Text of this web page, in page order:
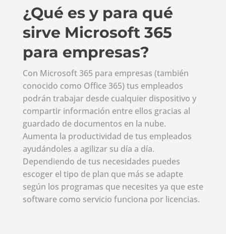
¿Qué es y para qué
sirve Microsoft 365
para empresas?
Con Microsoft 365 para empresas (también
conocido como Office 365) tus empleados
podrán trabajar desde cualquier dispositivo y
compartir información entre ellos gracias al
guardado de documentos en la nube.
Aumenta la productividad de tus empleados
ayudándoles a agilizar su día a día.
Dependiendo de tus necesidades puedes
escoger el tipo de plan que más se adapte
según los programas que necesites ya que este
software como servicio funciona por licencias.